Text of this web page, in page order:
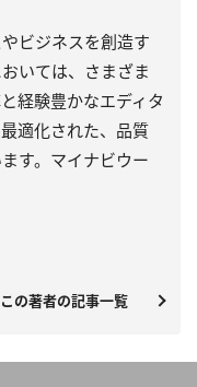
ビジネスを創造す
いては、さまざま
経験豊かなエディタ
適化された、品質
す。マイナビウー
この著者の記事一覧